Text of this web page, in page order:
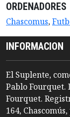
ORDENADORES
Chascomus,
INFORMACION
El Suplente,
Pablo Fourquet.
Fourquet.
164,